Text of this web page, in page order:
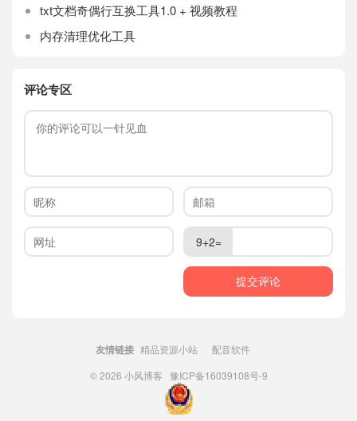
txt文档奇偶行互换工具1.0 + 视频教程
内存清理优化工具
评论专区
9+2=
友情链接 精品资源小站
配音软件
© 2026 小风博客 豫ICP备16039108号-9